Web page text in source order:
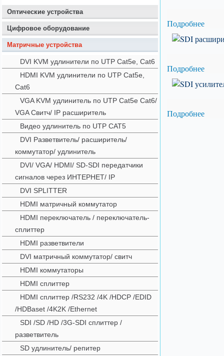
Оптические устройства
Цифровое оборудование
Матричные устройства
DVI KVM удлинители по UTP Cat5e, Cat6
HDMI KVM удлинители по UTP Cat5e,
Cat6
VGA KVM удлинитель по UTP Cat5e Cat6/
VGA Свитч/ IP расширитель
Видео удлинитель по UTP CAT5
DVI Разветвитель/ расширитель/
коммутатор/ удлинитель
DVI/ VGA/ HDMI/ SD-SDI передатчики
сигналов через ИНТЕРНЕТ/ IP
DVI SPLITTER
HDMI матричный коммутатор
HDMI переключатель / переключатель-
сплиттер
HDMI разветвители
DVI матричный коммутатор/ свитч
HDMI коммутаторы
HDMI сплиттер
HDMI сплиттер /RS232 /4K /HDCP /EDID
/HDBaset /4K2K /Ethernet
SDI /SD /HD /3G-SDI сплиттер /
разветвитель
SD удлинитель/ репитер
Подробнее
Подробнее
Подробнее